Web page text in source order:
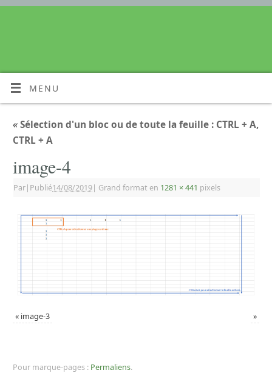
MENU
«Sélection d'un bloc ou de toute la feuille : CTRL + A,
CTRL + A
image-4
Par| Publié14/08/2019| Grand format en 1281 × 441 pixels
« image-3 »
Pour marque-pages : Permaliens.